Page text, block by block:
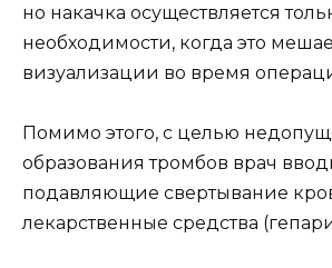
но накачка осуществляется
необходимости, когда это
визуализации во время
Помимо этого, с целью
образования тромбов врач
подавляющие свертывание
лекарственные средства